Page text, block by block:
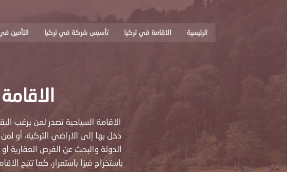
الرئيسية الاقامة في تركيا تأسيس شركة في تركيا التأمين
الاقامة السياحية تصدر لمن يرغب
دخل بها إلى الاراضي التركية، أو لمن
الدولة والبحث عن الفرص
العقارية
باستخراج فيزا باستمرار، كماتتيح